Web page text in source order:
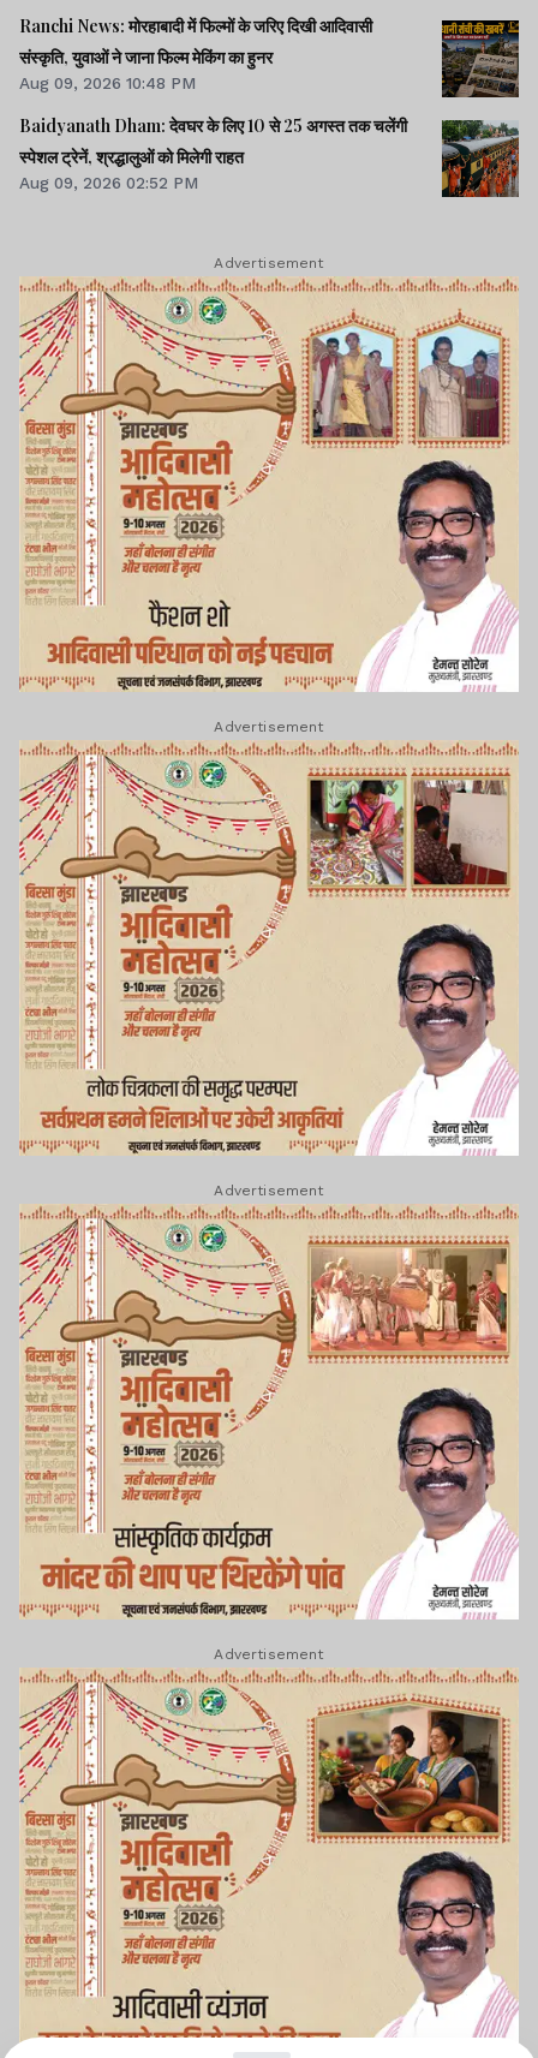
Ranchi News: मोरहाबादी में फिल्मों के जरिए दिखी आदिवासी
संस्कृति, युवाओं ने जाना फिल्म मेकिंग का हुनर
Aug 09, 2026 10:48 PM
Baidyanath Dham: देवघर के लिए 10 से 25 अगस्त तक चलेंगी
स्पेशल ट्रेनें, श्रद्धालुओं को मिलेगी राहत
Aug 09, 2026 02:52 PM
Advertisement
Advertisement
Advertisement
Advertisement